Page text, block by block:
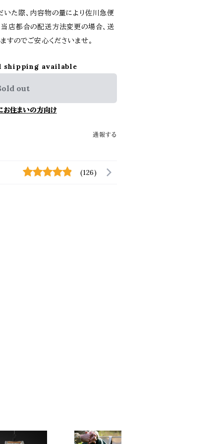
た際、内容物の量により佐川急便
当店都合の配送方法変更の場合、送
のでご安心くださいませ。
available
out
お住まいの方向け
通報する
(126)